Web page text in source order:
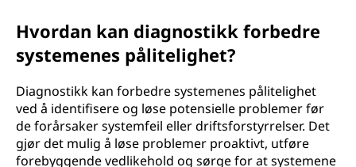
Hvordan kan diagnostikk forbedre
systemenes pålitelighet?
Diagnostikk kan forbedre systemenes pålitelighet
ved å identifisere og løse potensielle problemer før
de forårsaker systemfeil eller driftsforstyrrelser. Det
gjør det mulig å løse problemer proaktivt, utføre
forebyggende vedlikehold og sørge for at systemene